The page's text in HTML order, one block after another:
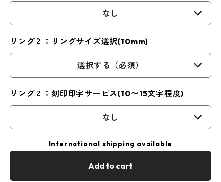
なし
リング２：リングサイズ選択(10mm)
選択する（必須）
リング２：刻印印字サービス(10〜15文字程度)
なし
International shipping available
Add to cart